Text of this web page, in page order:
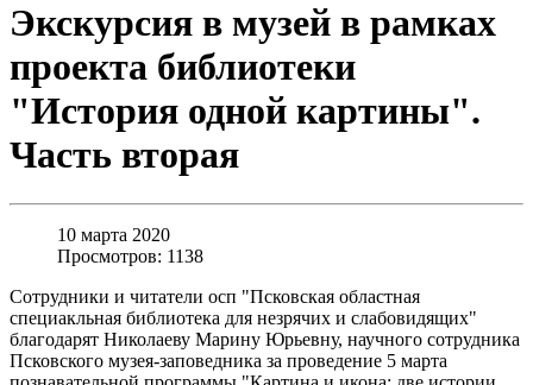
Экскурсия в музей в рамках
проекта библиотеки
"История одной картины".
Часть вторая
10 марта 2020
Просмотров: 1138
Сотрудники и читатели осп "Псковская областная
специакльная библиотека для незрячих и слабовидящих"
благодарят Николаеву Марину Юрьевну, научного сотрудника
Псковского музея-заповедника за проведение 5 марта